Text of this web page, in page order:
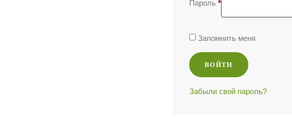
Пароль *
Запомнить меня
ВОЙТИ
Забыли свой пароль?